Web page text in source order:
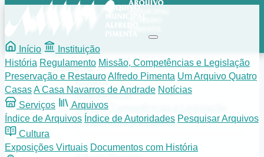
Instituição
História
Regulamento
Missão, Competências e Legislação
Preservação e Restauro
Início
Instituição
História Regulamento Missão, Competências e Legislação
Preservação e RestauroAlfredo Pimenta Um Arquivo Quatro
CasasA Casa Navarros de Andrade Notícias
Serviços
Arquivos
Índice de Arquivos Índice de Autoridades Pesquisar Arquivos
Cultura
Exposições Virtuais Documentos com História